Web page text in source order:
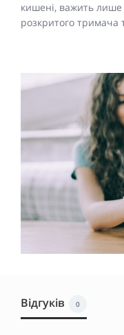
кишені, важить
розкритого тримача
Відгуків 0